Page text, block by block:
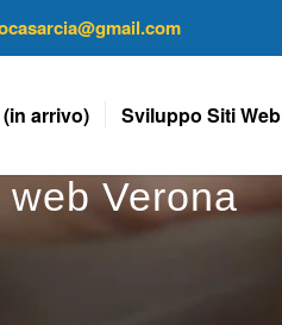
arrivo) Sviluppo Siti Web
Verona